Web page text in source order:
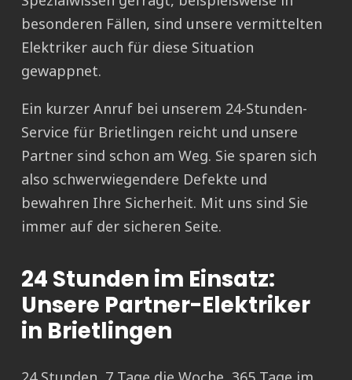
besonderen Fällen, sind unsere vermittelten
Elektriker auch für diese Situation
gewappnet.
Ein kurzer Anruf bei unserem 24-Stunden-
Service für Brietlingen reicht und unsere
Partner sind schon am Weg. Sie sparen sich
also schwerwiegendere Defekte und
bewahren Ihre Sicherheit. Mit uns sind Sie
immer auf der sicheren Seite.
24 Stunden im Einsatz:
Unsere Partner-Elektriker
in Brietlingen